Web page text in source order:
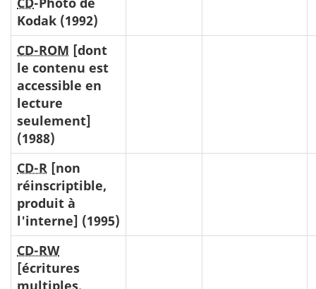
Kodak (1992)
CD-ROM [dont
le contenu est
accessible en
lecture
seulement]
(1988)
CD-R [non
réinscriptible,
produit à
l'interne] (1995)
CD-RW
[écritures
multiples,